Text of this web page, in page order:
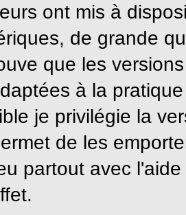
ont mis à
de grande
que les
à la
je privilégie la
de les
partout avec